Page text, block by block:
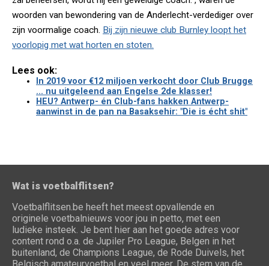
woorden van bewondering van de Anderlecht-verdediger over
zijn voormalige coach. Bij zijn nieuwe club Burnley loopt het
voorlopig met wat horten en stoten.
Lees ook:
In 2019 voor €12 miljoen verkocht door Club Brugge
... nu uitgeleend aan Engelse 2de klasser!
HEU? Antwerp- én Club-fans hakken Antwerp-
aanwinst in de pan na Basaksehir: "Die is écht shit"
Wat is voetbalflitsen?
Voetbalflitsen.be heeft het meest opvallende en
originele voetbalnieuws voor jou in petto, met een
ludieke insteek. Je bent hier aan het goede adres voor
content rond o.a. de Jupiler Pro League, Belgen in het
buitenland, de Champions League, de Rode Duivels, het